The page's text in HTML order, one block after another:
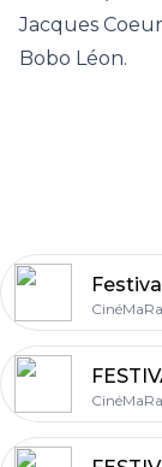
Jacques
Bobo Léon.